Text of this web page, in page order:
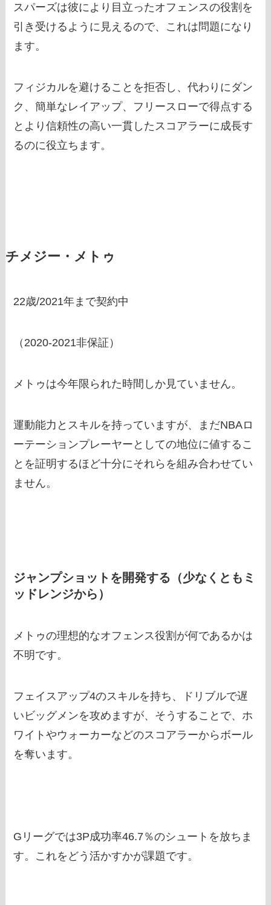
スパーズは彼により目立ったオフェンスの役割を
引き受けるように見えるので、これは問題になり
ます。
フィジカルを避けることを拒否し、代わりにダン
ク、簡単なレイアップ、フリースローで得点する
とより信頼性の高い一貫したスコアラーに成長す
るのに役立ちます。
チメジー・メトゥ
22歳/2021年まで契約中
（2020-2021非保証）
メトゥは今年限られた時間しか見ていません。
運動能力とスキルを持っていますが、まだNBAロ
ーテーションプレーヤーとしての地位に値するこ
とを証明するほど十分にそれらを組み合わせてい
ません。
ジャンプショットを開発する（少なくともミ
ッドレンジから）
メトゥの理想的なオフェンス役割が何であるかは
不明です。
フェイスアップ4のスキルを持ち、ドリブルで遅
いビッグメンを攻めますが、そうすることで、ホ
ワイトやウォーカーなどのスコアラーからボール
を​​奪います。
Gリーグでは3P成功率46.7％のシュートを放ちま
す。これをどう活かすかが課題です。